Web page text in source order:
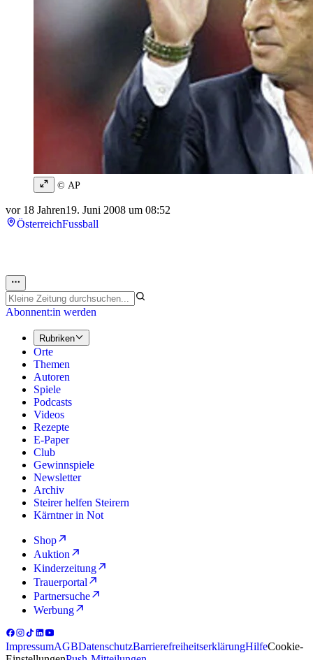
© AP
vor 18 Jahren19. Juni 2008 um 08:52
ÖsterreichFussball
Abonnent:in werden
Rubriken
Orte
Themen
Autoren
Spiele
Podcasts
Videos
Rezepte
E-Paper
Club
Gewinnspiele
Newsletter
Archiv
Steirer helfen Steirern
Kärntner in Not
Shop
Auktion
Kinderzeitung
Trauerportal
Partnersuche
Werbung
ImpressumAGBDatenschutzBarrierefreiheitserklärungHilfeCookie-